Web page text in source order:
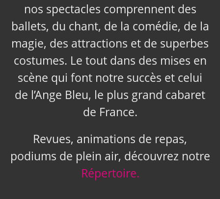
nos spectacles comprennent des
ballets, du chant, de la comédie, de la
magie, des attractions et de superbes
costumes. Le tout dans des mises en
scène qui font notre succès et celui
de l’Ange Bleu, le plus grand cabaret
de France.
Revues, animations de repas,
podiums de plein air, découvrez notre
Répertoire.